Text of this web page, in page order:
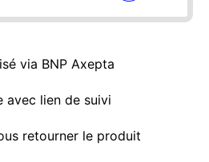
via BNP Axepta
avec lien de suivi
retourner le produit